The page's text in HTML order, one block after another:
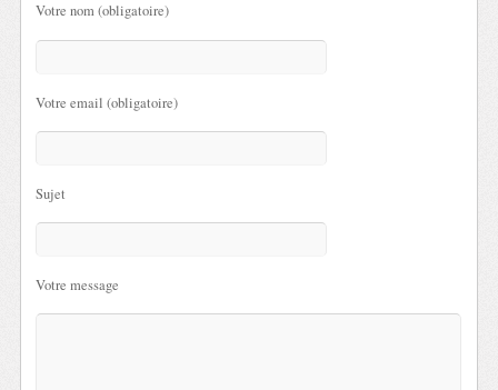
Votre nom (obligatoire)
Votre email (obligatoire)
Sujet
Votre message